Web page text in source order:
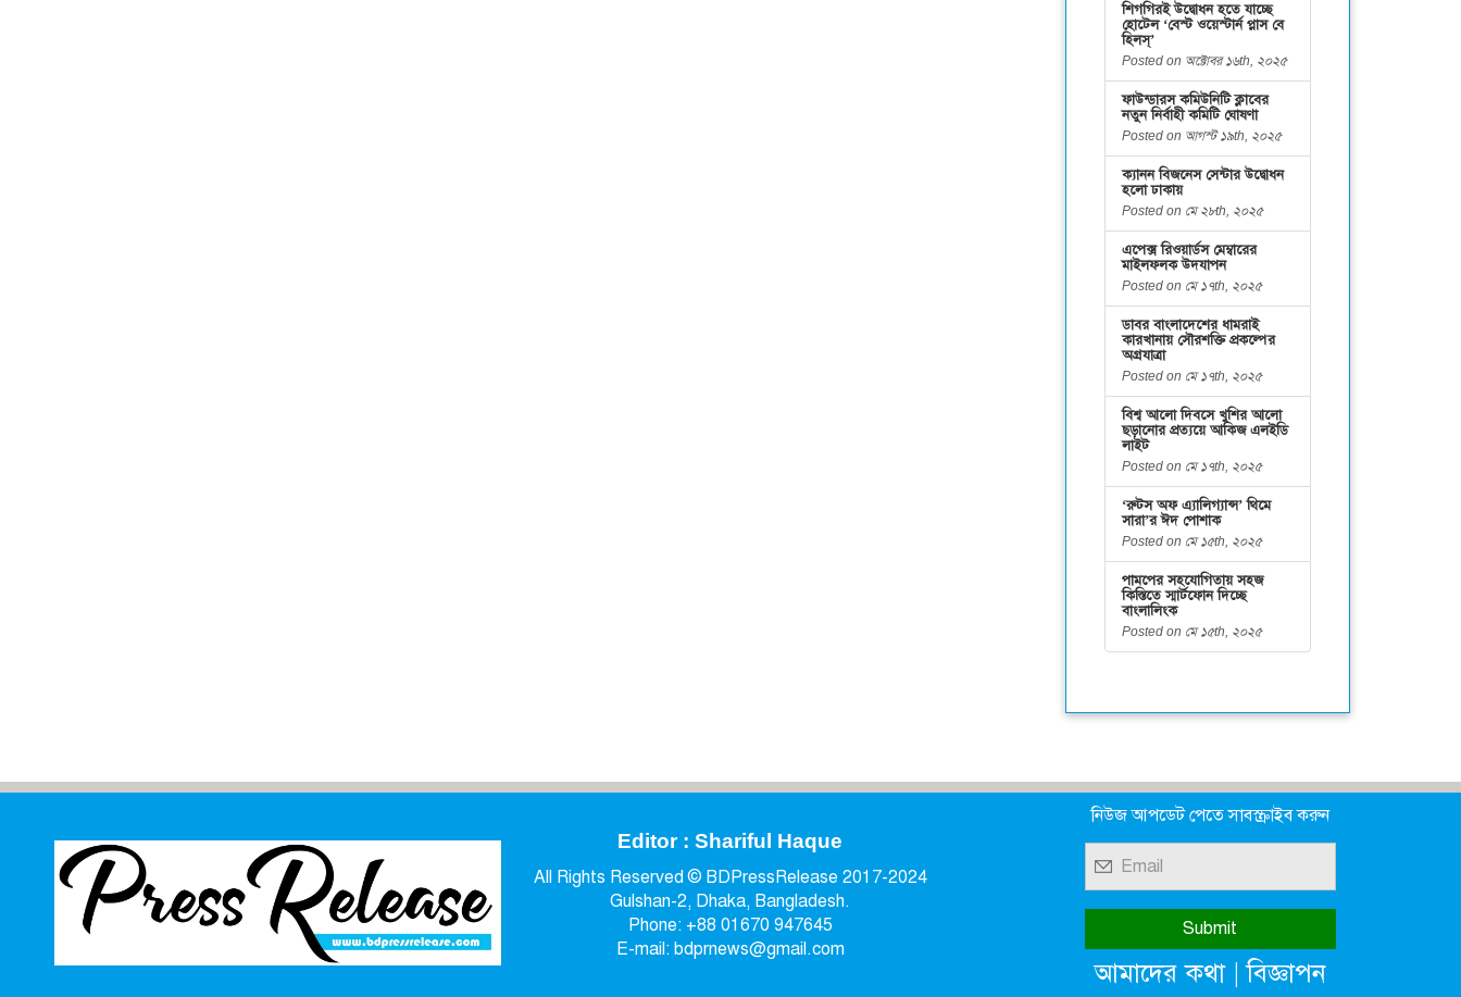
শিগগিরই উদ্বোধন হতে যাচ্ছে
হোটেল ‘বেস্ট ওয়েস্টার্ন প্লাস বে
হিলস্’
Posted on অক্টোবর ১৬th, ২০২৫
ফাউন্ডারস কমিউনিটি ক্লাবের
নতুন নির্বাহী কমিটি ঘোষণা
Posted on আগস্ট ১৯th, ২০২৫
ক্যানন বিজনেস সেন্টার উদ্বোধন
হলো ঢাকায়
Posted on মে ২৮th, ২০২৫
এপেক্স রিওয়ার্ডস মেম্বারের
মাইলফলক উদযাপন
Posted on মে ১৭th, ২০২৫
ডাবর বাংলাদেশের ধামরাই
কারখানায় সৌরশক্তি প্রকল্পের
অগ্রযাত্রা
Posted on মে ১৭th, ২০২৫
বিশ্ব আলো দিবসে খুশির আলো
ছড়ানোর প্রত্যয়ে আকিজ এলইডি
লাইট
Posted on মে ১৭th, ২০২৫
‘রুটস অফ এ্যালিগ্যান্স’ থিমে
সারা’র ঈদ পোশাক
Posted on মে ১৫th, ২০২৫
পামপের সহযোগিতায় সহজ
কিস্তিতে স্মার্টফোন দিচ্ছে
বাংলালিংক
Posted on মে ১৫th, ২০২৫
Editor : Shariful Haque
All Rights Reserved © BDPressRelease 2017-2024
Gulshan-2, Dhaka, Bangladesh.
Phone: +88 01670 947645
E-mail: bdprnews@gmail.com
নিউজ আপডেট পেতে সাবস্ক্রাইব করুন
আমাদের কথা|বিজ্ঞাপন